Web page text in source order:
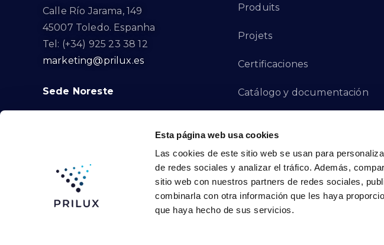
Esta página web usa cookies
Las cookies de este sitio web se usan para
de redes sociales y analizar el tráfico. Además,
sitio web con nuestros partners de redes sociales,
combinarla con otra información que les haya
que haya hecho de sus servicios.
Calle Río Jarama, 149
45007 Toledo. Espanha
Tel: (+34) 925 23 38 12
marketing@prilux.es
Sede Noreste
08791. Sant Llorenç d’Hortons.
Tel: (+34) 93 719 23 29
marketing@prilux.es
Produits
Projets
Certificaciones
Catálogo y documentación
Canal de denuncias
Contact